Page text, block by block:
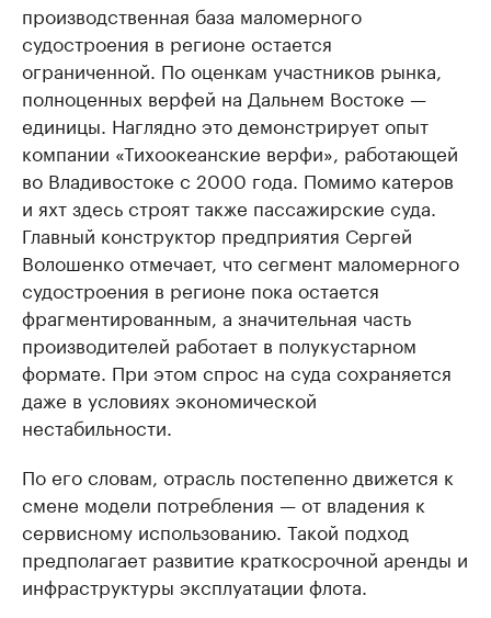
производственная база маломерного
судостроения в регионе остается
ограниченной. По оценкам участников рынка,
полноценных верфей на Дальнем Востоке —
единицы. Наглядно это демонстрирует опыт
компании «Тихоокеанские верфи», работающей
во Владивостоке с 2000 года. Помимо катеров
и яхт здесь строят также пассажирские суда.
Главный конструктор предприятия Сергей
Волошенко отмечает, что сегмент маломерного
судостроения в регионе пока остается
фрагментированным, а значительная часть
производителей работает в полукустарном
формате. При этом спрос на суда сохраняется
даже в условиях экономической
нестабильности.
По его словам, отрасль постепенно движется к
смене модели потребления — от владения к
сервисному использованию. Такой подход
предполагает развитие краткосрочной аренды и
инфраструктуры эксплуатации флота.